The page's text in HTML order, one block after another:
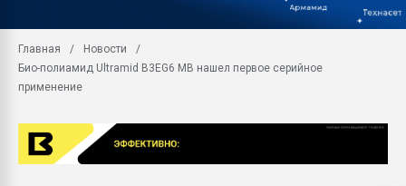
заводу пластмасс"
первый план в
Главная
Новости
Био-полиамид Ultramid B3EG6 MB нашел первое серийное
применение